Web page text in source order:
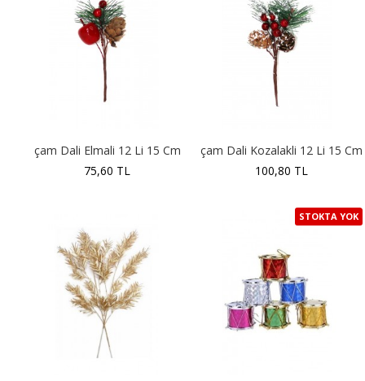
çam Dali Elmali 12 Li 15 Cm
75,60 TL
çam Dali Kozalakli 12 Li 15 Cm
100,80 TL
STOKTA YOK